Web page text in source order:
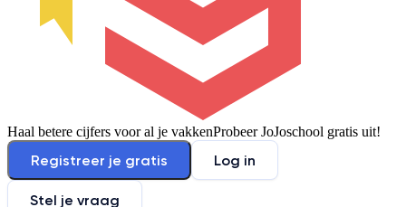
Haal betere cijfers voor al je vakkenProbeer JoJoschool gratis uit!
Registreer je gratis Log in
Stel je vraag